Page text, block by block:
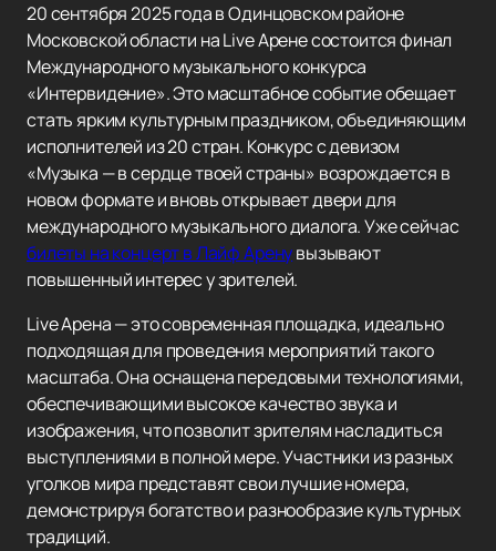
20 сентября 2025 года в Одинцовском районе
Московской области на Live Арене состоится финал
Международного музыкального конкурса
«Интервидение». Это масштабное событие обещает
стать ярким культурным праздником, объединяющим
исполнителей из 20 стран. Конкурс с девизом
«Музыка — в сердце твоей страны» возрождается в
новом формате и вновь открывает двери для
международного музыкального диалога. Уже сейчас
билеты на концерт в Лайф Аренувызывают
повышенный интерес у зрителей.
Live Арена — это современная площадка, идеально
подходящая для проведения мероприятий такого
масштаба. Она оснащена передовыми технологиями,
обеспечивающими высокое качество звука и
изображения, что позволит зрителям насладиться
выступлениями в полной мере. Участники из разных
уголков мира представят свои лучшие номера,
демонстрируя богатство и разнообразие культурных
традиций.